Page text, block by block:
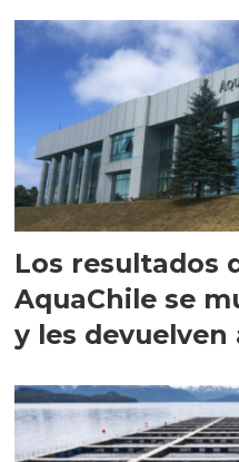
Los resultados
AquaChile se
y les devuelven